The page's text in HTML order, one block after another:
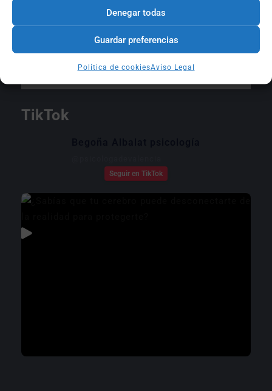
Denegar todas
Guardar preferencias
Política de cookiesAviso Legal
Síguenos en Instagram
TikTok
Seguir en TikTok